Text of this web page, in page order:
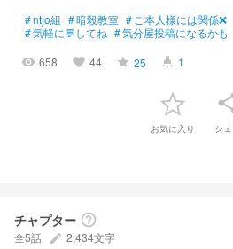
#ntjo組 #暗殺教室 # ご本人様には関係❌
#気軽に💬してね #気分屋投稿になるかも
visibility 658 favorite 44 grade 25 highlight 1
お気に入り シ
チャプター help_outline
全5話 create 2,434文字